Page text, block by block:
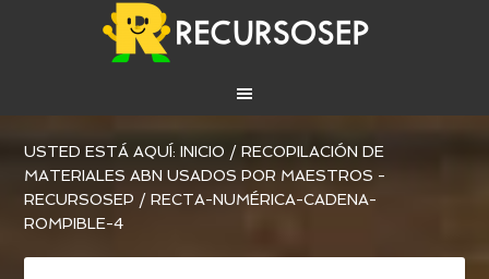
USTED ESTÁ AQUÍ:INICIO / RECOPILACIÓN DE
MATERIALES ABN USADOS POR MAESTROS -
RECURSOSEP / RECTA-NUMÉRICA-CADENA-
ROMPIBLE-4